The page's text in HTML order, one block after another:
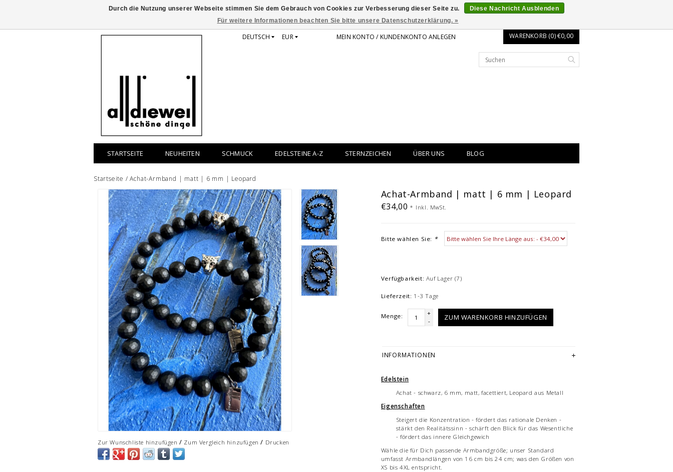
DEUTSCH EUR MEIN KONTO / KUNDENKONTO ANLEGEN WARENKORB (0) €0,00
STARTSEITE NEUHEITEN SCHMUCK EDELSTEINE A-Z STERNZEICHEN ÜBER UNS BLOG
Startseite /Achat-Armband | matt | 6 mm | Leopard
Zur Wunschliste hinzufügen / Zum Vergleich hinzufügen / Drucken
Achat-Armband | matt | 6 mm | Leopard
€34,00* Inkl. MwSt.
Bitte wählen Sie: *
Verfügbarkeit: Auf Lager (7)
Lieferzeit: 1-3 Tage
Menge:
+
-
ZUM WARENKORB HINZUFÜGEN
INFORMATIONEN
Edelstein
Achat - schwarz, 6 mm, matt, facettiert, Leopard aus Metall
Eigenschaften
Steigert die Konzentration - fördert das rationale Denken -
stärkt den Realitätssinn - schärft den Blick für das Wesentliche
- fördert das innere Gleichgewich
Wähle die für Dich passende Armbandgröße; unser Standard
umfasst Armbandlängen von 16 cm bis 24 cm; was den Größen von
XS bis 4XL entspricht.
Durch die Nutzung unserer Webseite stimmen Sie dem Gebrauch von Cookies zur Verbesserung dieser Seite zu.
Diese Nachricht Ausblenden
Für weitere Informationen beachten Sie bitte unsere Datenschutzerklärung. »